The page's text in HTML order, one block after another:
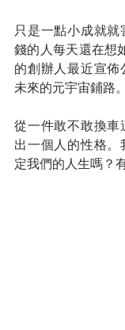
只是一點小成就
錢的人每天還在想
的創辦人最近宣佈
未來的元宇宙鋪路。
從一件敢不敢換車
出一個人的性格
定我們的人生嗎？